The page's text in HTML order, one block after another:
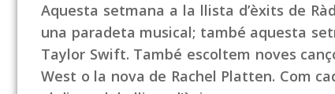
Aquesta setmana a la llista d’èxits de
una paradeta musical; també aquesta
Taylor Swift. També escoltem noves
West o la nova de Rachel Platten. Com